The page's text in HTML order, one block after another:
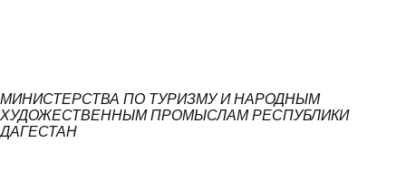
МИНИСТЕРСТВА ПО ТУРИЗМУ И НАРОДНЫМ
ХУДОЖЕСТВЕННЫМ ПРОМЫСЛАМ РЕСПУБЛИКИ
ДАГЕСТАН